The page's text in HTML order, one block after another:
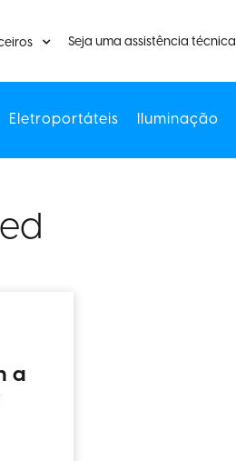
Seja uma assistência técnica
Eletroportáteis Iluminação
a